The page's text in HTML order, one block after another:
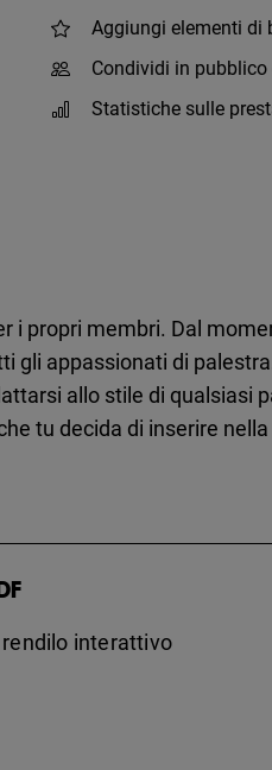
Aggiungi elementi di
Condividi in
Statistiche sulle
i propri membri. Dal
gli appassionati di
allo stile di qualsiasi
tu decida di inserire
rendilo interattivo